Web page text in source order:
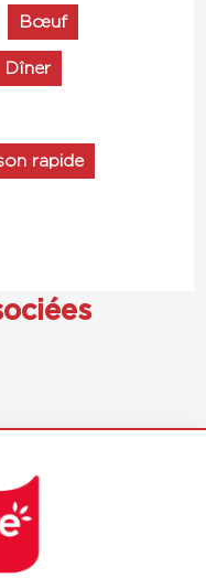
Bœuf
Dîner
rapide